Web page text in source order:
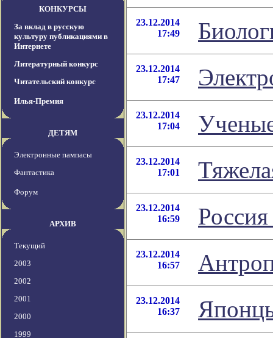
КОНКУРСЫ
За вклад в русскую
культуру публикациями в
Интернете
Литературный конкурс
Читательский конкурс
Илья-Премия
ДЕТЯМ
Электронные пампасы
Фантастика
Форум
АРХИВ
Текущий
2003
2002
2001
2000
1999
23.12.2014
17:49
23.12.2014
17:47
23.12.2014
17:04
23.12.2014
17:01
23.12.2014
16:59
23.12.2014
16:57
23.12.2014
16:37